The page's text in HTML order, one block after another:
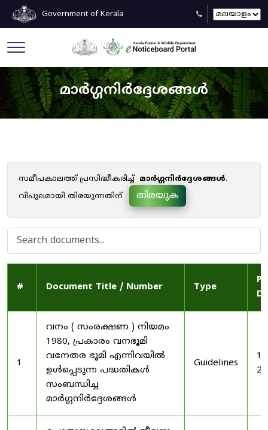
Government of Kerala
മാർഗ്ഗനിർദ്ദേശങ്ങൾ
സമീപകാലത്ത് പ്രസിദ്ധീകരിച്ച് മാർഗ്ഗനിർദ്ദേശങ്ങൾ.
വിപുലമായി തിരയുന്നതിന്
തിരയുക
# Document Title / Number Type
1
വനം ( സംരക്ഷണ ) നിയമം
1980, പ്രകാരം വനഭൂമി
വനേതര ഭൂമി എന്നിവയിൽ
ഉൾപ്പെടുന്ന പദ്ധതികൾ
സംബന്ധിച്ച
മാർഗ്ഗനിർദ്ദേശങ്ങൾ
Guidelines